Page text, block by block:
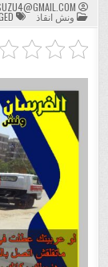
POSTED
IN
ونش انقاذ